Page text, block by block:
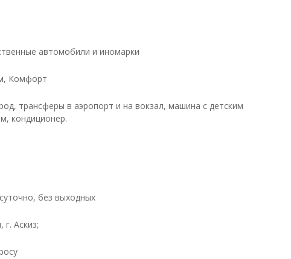
автомобили и иномарки
Комфорт
трансферы в аэропорт и на вокзал, машина с детским
кондиционер.
без выходных
г. Аскиз;